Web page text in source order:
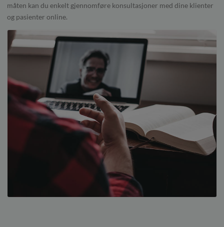
måten kan du enkelt gjennomføre konsultasjoner med dine klienter
og pasienter online.